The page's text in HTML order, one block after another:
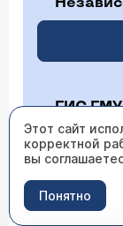
ГИС ГМУ
Этот сайт
корректной
вы
Понятно